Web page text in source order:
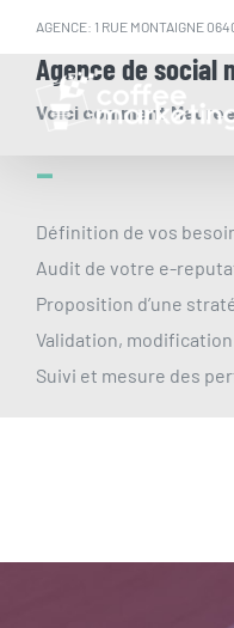
contenu
AGENCE: 1 RUE MONTAIGNE
Agence de social
Voici comment
–
Définition de vos
Audit de votre e-
Proposition d’une
Validation,
Suivi et mesure des